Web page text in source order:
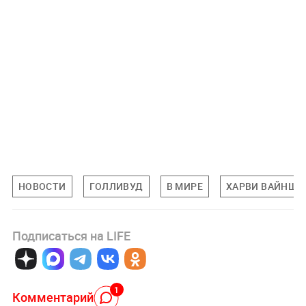
НОВОСТИ ГОЛЛИВУД В МИРЕ ХАРВИ
Подписаться на LIFE
Комментарий 1